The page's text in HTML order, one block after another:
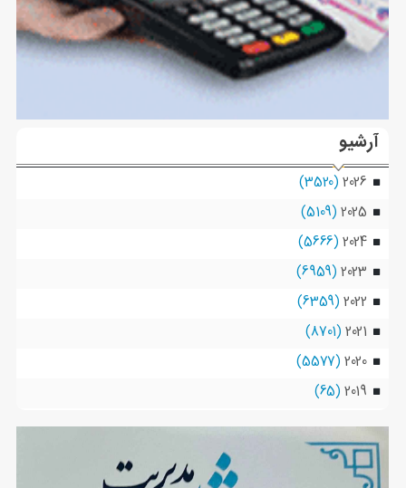
آرشیو
2026
(3520)
2025
(5109)
2024
(5666)
2023
(6959)
2022
(6359)
2021
(8701)
2020
(5577)
2019
(65)